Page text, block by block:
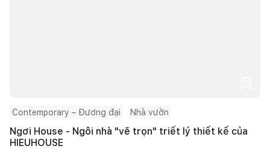
Contemporary – Đương đại Nhà vườn
Ngơi House - Ngôi nhà "vẽ trọn" triết lý thiết kế của
HIEUHOUSE